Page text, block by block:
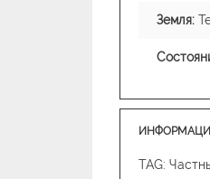
Земля:
TAG: